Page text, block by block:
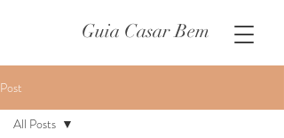
Guia Casar Bem
Post
All Posts